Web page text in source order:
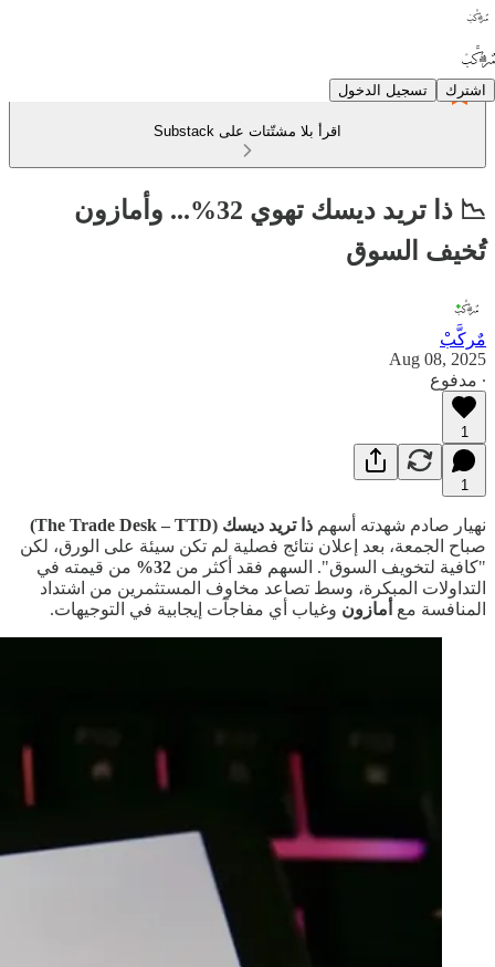
اشترك تسجيل الدخول
اقرأ بلا مشتّتات على Substack
📉 ذا تريد ديسك تهوي 32%... وأمازون
تُخيف السوق
مٌركَّبْ
Aug 08, 2025
∙ مدفوع
1
1
نهيار صادم شهدته أسهم ذا تريد ديسك (The Trade Desk – TTD)
صباح الجمعة، بعد إعلان نتائج فصلية لم تكن سيئة على الورق، لكن
"كافية لتخويف السوق". السهم فقد أكثر من 32%
من قيمته في
التداولات المبكرة، وسط تصاعد مخاوف المستثمرين من اشتداد
المنافسة مع أمازون وغياب أي مفاجآت إيجابية في التوجيهات.